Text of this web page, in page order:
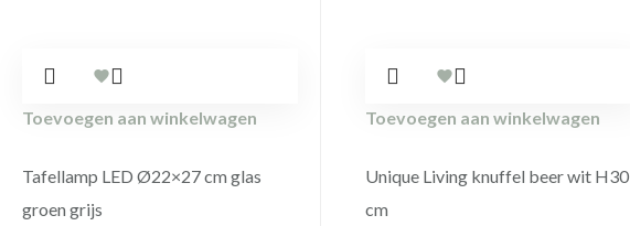
Toevoegen aan winkelwagen
Tafellamp LED Ø22×27 cm glas
groen grijs
Toevoegen aan winkelwagen
Unique Living knuffel beer wit H30
cm